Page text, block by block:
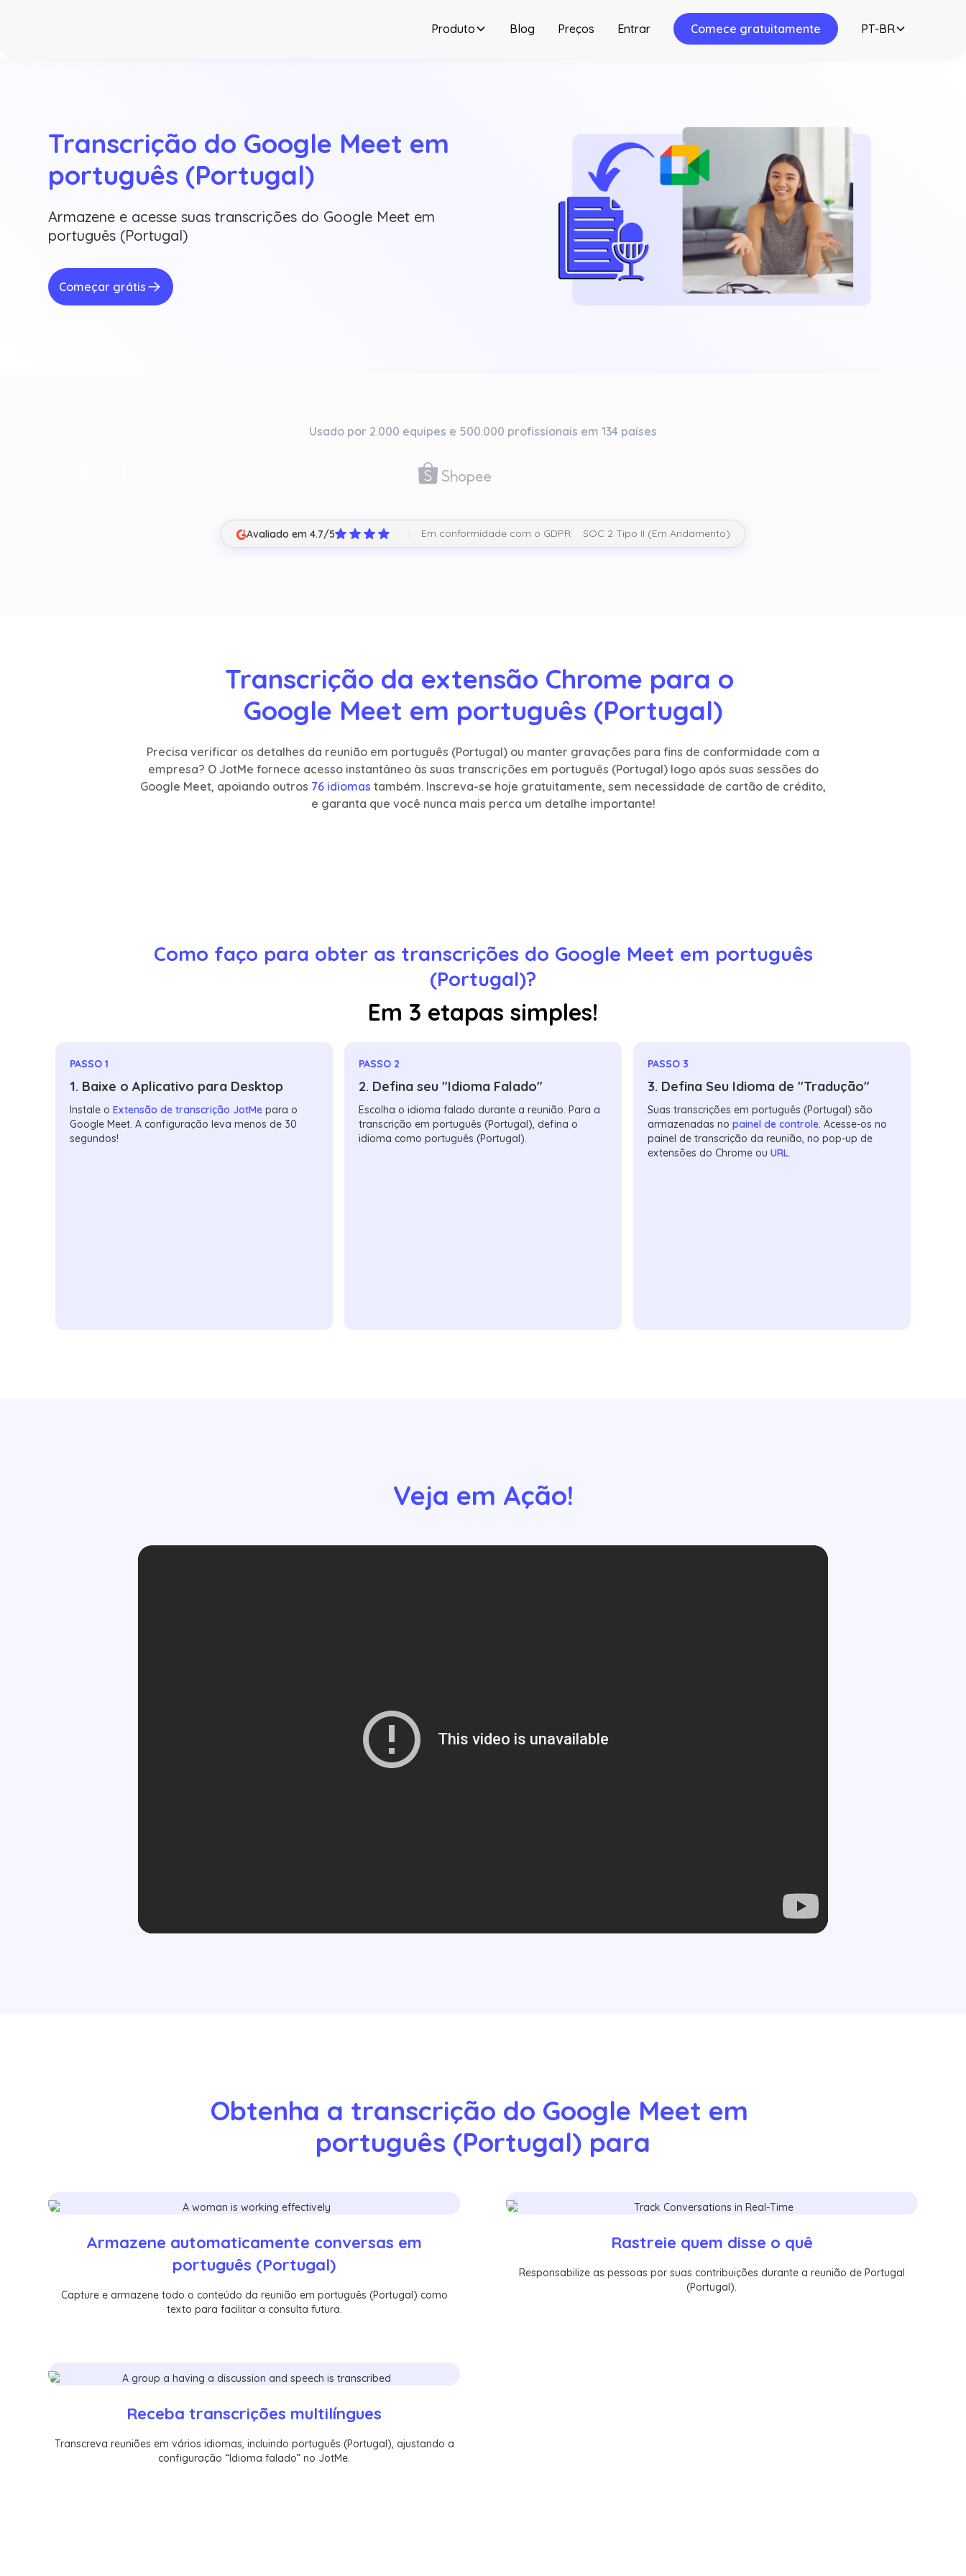
Produto Blog Preços Entrar Comece gratuitamente PT-BR
Transcrição do Google Meet em
português (Portugal)
Armazene e acesse suas transcrições do Google Meet em
português (Portugal)
Começar grátis
Usado por 2.000 equipes e 500.000 profissionais em 134 países
Avaliado em 4.7/5 Em conformidade com o GDPR SOC 2 Tipo II (Em Andamento)
Transcrição da extensão Chrome para o
Google Meet em português (Portugal)
Precisa verificar os detalhes da reunião em português (Portugal) ou manter gravações para fins de conformidade com a
empresa? O JotMe fornece acesso instantâneo às suas transcrições em português (Portugal) logo após suas sessões do
Google Meet, apoiando outros 76 idiomas também. Inscreva-se hoje gratuitamente, sem necessidade de cartão de crédito,
e garanta que você nunca mais perca um detalhe importante!
Como faço para obter as transcrições do Google Meet em português
(Portugal)?
Em 3 etapas simples!
PASSO 1
1. Baixe o Aplicativo para Desktop
Instale oExtensão de transcrição JotMe para o
Google Meet. A configuração leva menos de 30
segundos!
PASSO 2
2. Defina seu "Idioma Falado"
Escolha o idioma falado durante a reunião. Para a
transcrição em português (Portugal), defina o
idioma como português (Portugal).
PASSO 3
3. Defina Seu Idioma de "Tradução"
Suas transcrições em português (Portugal) são
armazenadas no painel de controle. Acesse-os no
painel de transcrição da reunião, no pop-up de
extensões do Chrome ou URL.
Veja em Ação!
Obtenha a transcrição do Google Meet em
português (Portugal) para
Armazene automaticamente conversas em
português (Portugal)
Capture e armazene todo o conteúdo da reunião em português (Portugal) como
texto para facilitar a consulta futura.
Rastreie quem disse o quê
Responsabilize as pessoas por suas contribuições durante a reunião de Portugal
(Portugal).
Receba transcrições multilíngues
Transcreva reuniões em vários idiomas, incluindo português (Portugal), ajustando a
configuração “Idioma falado” no JotMe.